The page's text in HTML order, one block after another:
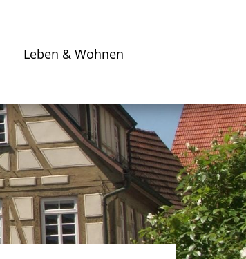
Leben & Wohnen